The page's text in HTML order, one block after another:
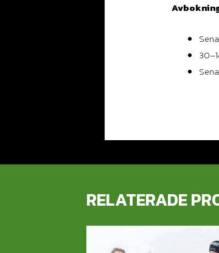
RELATERADE